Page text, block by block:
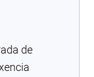
de